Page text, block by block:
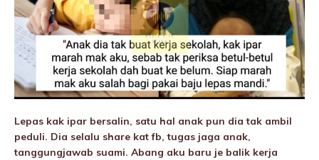
Lepas kak ipar bersalin, satu hal anak pun dia tak ambil
peduli. Dia selalu share kat fb, tugas jaga anak,
tanggungjawab suami. Abang aku baru je balik kerja